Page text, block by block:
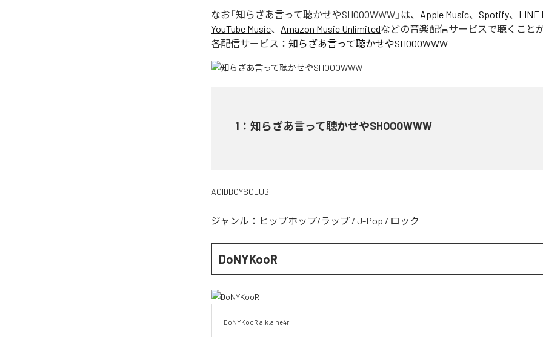
なお「知らざあ言って聴かせやSHOOOWWW 」は、 Apple Music、 Spotify、 LINE
YouTube Music、 Amazon Music Unlimitedなどの音楽配信サービスで聴くこと
各配信サービス： 知らざあ言って聴かせやSHOOOWWW
1 ： 知らざあ言って聴かせやSHOOOWWW
ACIDBOYSCLUB
ジャンル： ヒップホップ/ラップ / J-Pop / ロック
DoNYKooR
DoNYKooR a.k.a ne4r